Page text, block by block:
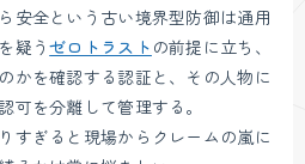
安全という古い境界型防御は通用
疑うゼロトラスト の前提に立ち、
かを確認する認証と、その人物に
可を分離して管理する。
すぎると現場からクレームの嵐に